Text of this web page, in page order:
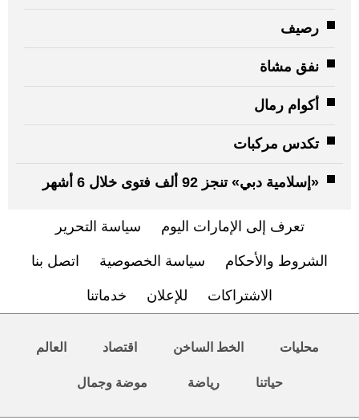
رصيف
نفق مشاة
أكوام رمال
تكدس مركبات
«إسلامية دبي» تنجز 92 ألف فتوى خلال 6 أشهر
تعرف إلى الإمارات اليوم سياسة التحرير
الشروط والأحكام سياسة الخصوصية اتصل بنا
الاشتراكات للإعلان خدماتنا
محليات الخط الساخن اقتصاد العالم
حياتنا رياضة موضة وجمال